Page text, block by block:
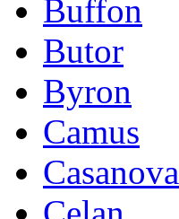
Buffon
Butor
Byron
Camus
Casanova